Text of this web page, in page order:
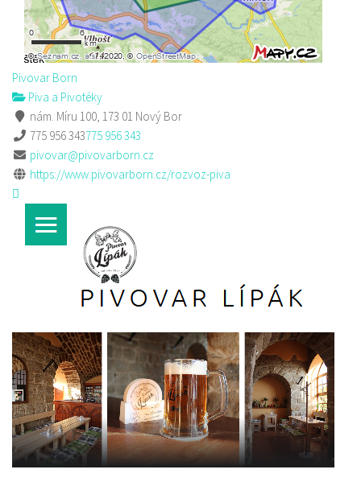
Pivovar Born
Piva a Pivotéky
nám. Míru 100, 173 01 Nový Bor
775 956 343775 956 343
pivovar@pivovarborn.cz
https://www.pivovarborn.cz/rozvoz-piva